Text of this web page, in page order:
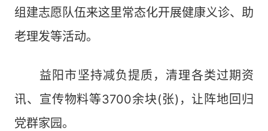
组建志愿队伍来这里常态化开展健康义诊、助
老理发等活动。
益阳市坚持减负提质，清理各类过期资
讯、宣传物料等3700余块(张)，让阵地回归
党群家园。